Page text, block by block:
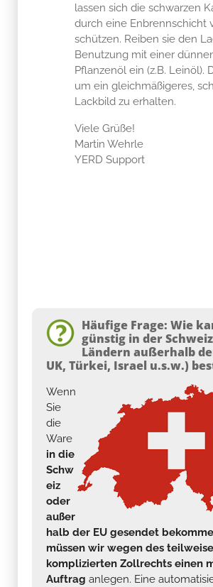
lassen sich die schwarzen
durch eine Enbrennschicht
schützen. Reiben sie den
Benutzung mit einer
Pflanzenöl ein (z.B. Leinöl).
um ein gleichmäßigeres,
Lackbild zu erhalten.
Viele Grüße!
Martin Wehrle
YERD Support
Häufige Frage: Wie
günstig in der
Ländern außerhalb
UK, Türkei, Israel u.s.w.)
Wenn
Sie
die
Ware
in die
Schw
eiz
oder
außer
halb der EU gesendet
müssen wir wegen des teilweise
komplizierten Zollrechts einen
Auftrag anlegen. Eine